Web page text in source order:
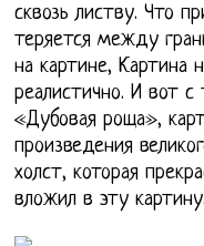
сквозь листву. Что
теряется между
на картине, Картина
реалистично. И вот
«Дубовая роща»,
произведения
холст, которая
вложил в эту картину.